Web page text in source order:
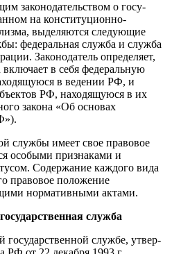
законодательством о госу­
на конституционно-
выделяются следующие
федеральная служба и служба
Законодатель определяет,
включает в себя федеральную
в ведении РФ, и
РФ, находящуюся в их
закона «Об основах
службы имеет свое правовое
особыми признаками и
Содержание каждого вида
правовое положение
нормативными актами.
служба
службе, утвер­